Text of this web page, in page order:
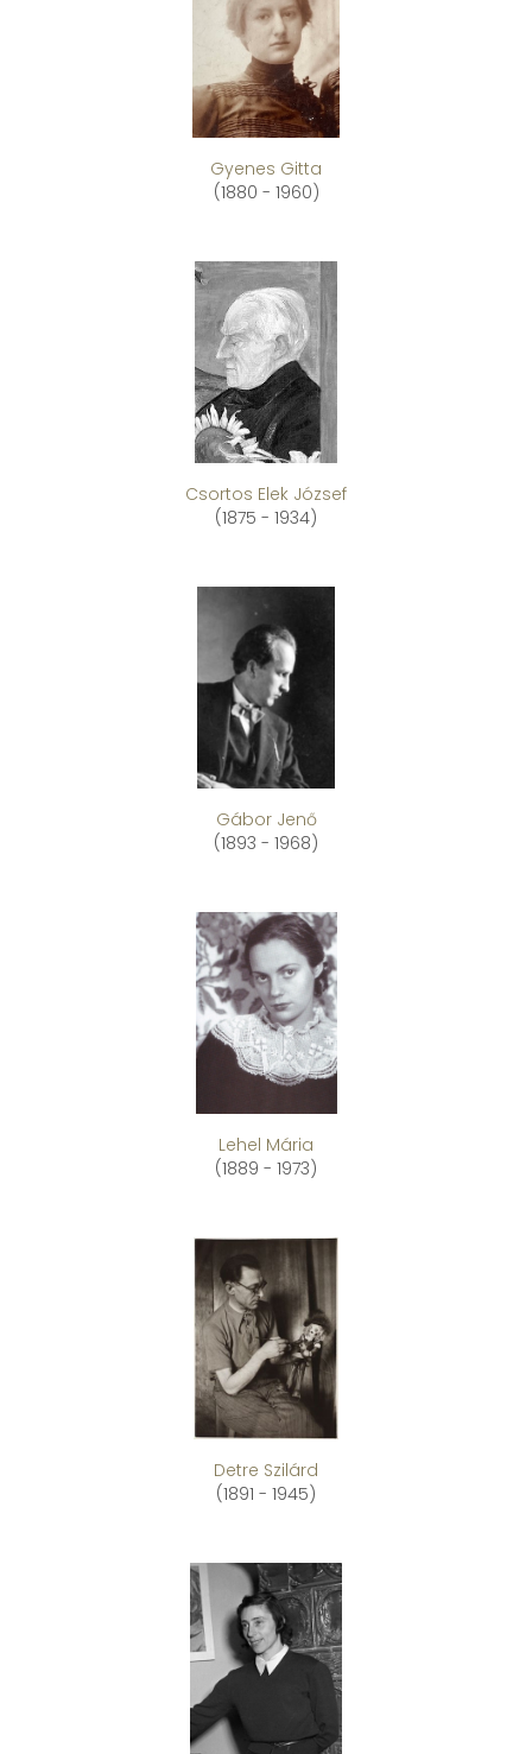
Gyenes Gitta
(1880 - 1960)
Csortos Elek József
(1875 - 1934)
Gábor Jenő
(1893 - 1968)
Lehel Mária
(1889 - 1973)
Detre Szilárd
(1891 - 1945)